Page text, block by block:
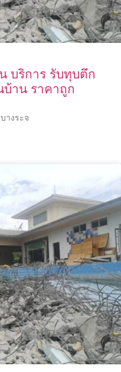
บริการ รับทุบตึก
าน ราคาถูก
างระจ